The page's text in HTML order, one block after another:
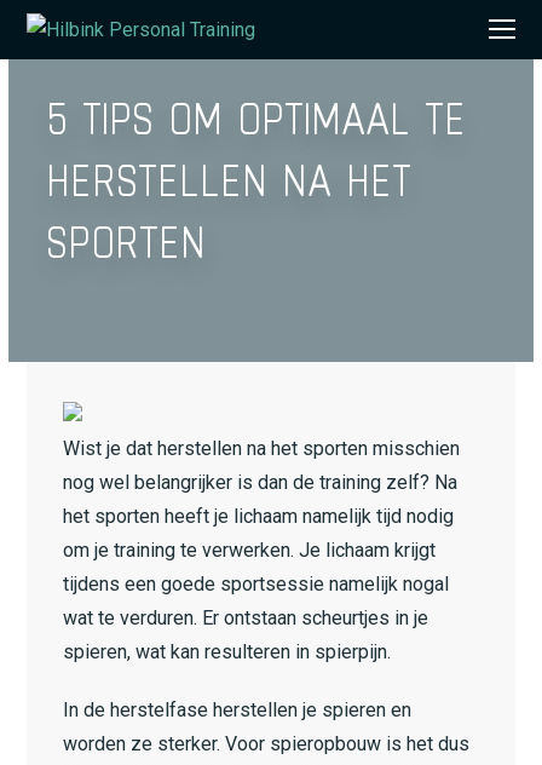
5 TIPS OM OPTIMAAL TE
HERSTELLEN NA HET
SPORTEN
Wist je dat herstellen na het sporten misschien
nog wel belangrijker is dan de training zelf? Na
het sporten heeft je lichaam namelijk tijd nodig
om je training te verwerken. Je lichaam krijgt
tijdens een goede sportsessie namelijk nogal
wat te verduren. Er ontstaan scheurtjes in je
spieren, wat kan resulteren in spierpijn.
In de herstelfase herstellen je spieren en
worden ze sterker. Voor spieropbouw is het dus